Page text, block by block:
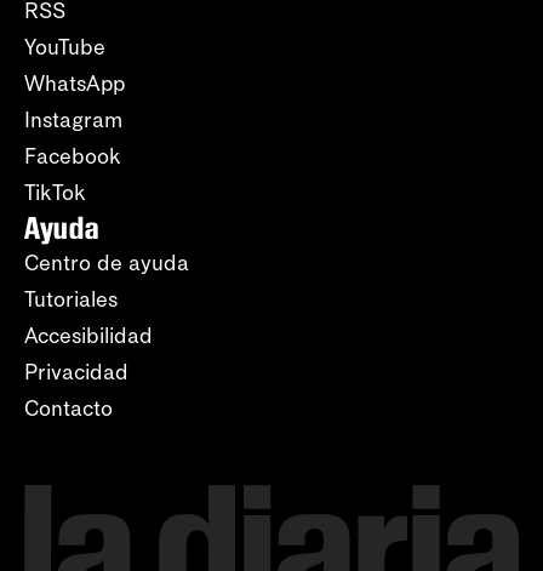
RSS
YouTube
WhatsApp
Instagram
Facebook
TikTok
Ayuda
Centro de ayuda
Tutoriales
Accesibilidad
Privacidad
Contacto